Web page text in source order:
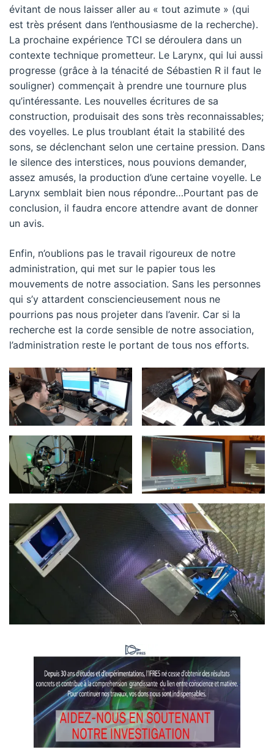
évitant de nous laisser aller au « tout azimute » (qui
est très présent dans l’enthousiasme de la recherche).
La prochaine expérience TCI se déroulera dans un
contexte technique prometteur. Le Larynx, qui lui aussi
progresse (grâce à la ténacité de Sébastien R il faut le
souligner) commençait à prendre une tournure plus
qu’intéressante. Les nouvelles écritures de sa
construction, produisait des sons très reconnaissables;
des voyelles. Le plus troublant était la stabilité des
sons, se déclenchant selon une certaine pression. Dans
le silence des interstices, nous pouvions demander,
assez amusés, la production d’une certaine voyelle. Le
Larynx semblait bien nous répondre…Pourtant pas de
conclusion, il faudra encore attendre avant de donner
un avis.
Enfin, n’oublions pas le travail rigoureux de notre
administration, qui met sur le papier tous les
mouvements de notre association. Sans les personnes
qui s’y attardent consciencieusement nous ne
pourrions pas nous projeter dans l’avenir. Car si la
recherche est la corde sensible de notre association,
l’administration reste le portant de tous nos efforts.